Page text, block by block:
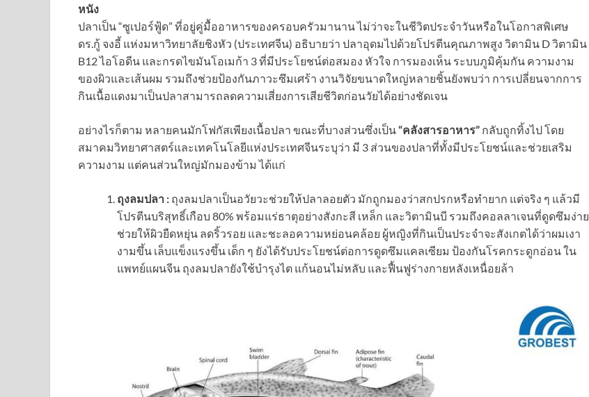
หนัง
ปลาเป็น “ซูเปอร์ฟู้ด” ที่อยู่คู่มื้ออาหารของครอบครัวมานาน ไม่ว่าจะในชีวิตประจำวันหรือในโอกาสพิเศษ
ดร.กู้ จงอี้ แห่งมหาวิทยาลัยชิงหัว (ประเทศจีน) อธิบายว่า ปลาอุดมไปด้วยโปรตีนคุณภาพสูง วิตามิน D วิตามิน
B12 ไอโอดีน และกรดไขมันโอเมก้า 3 ที่มีประโยชน์ต่อสมอง หัวใจ การมองเห็น ระบบภูมิคุ้มกัน ความงาม
ของผิวและเส้นผม รวมถึงช่วยป้องกันภาวะซึมเศร้า งานวิจัยขนาดใหญ่หลายชิ้นยังพบว่า การเปลี่ยนจากการ
กินเนื้อแดงมาเป็นปลาสามารถลดความเสี่ยงการเสียชีวิตก่อนวัยได้อย่างชัดเจน
อย่างไรก็ตาม หลายคนมักโฟกัสเพียงเนื้อปลา ขณะที่บางส่วนซึ่งเป็น“คลังสารอาหาร” กลับถูกทิ้งไป โดย
สมาคมวิทยาศาสตร์และเทคโนโลยีแห่งประเทศจีนระบุว่า มี 3 ส่วนของปลาที่ทั้งมีประโยชน์และช่วยเสริม
ความงาม แต่คนส่วนใหญ่มักมองข้าม ได้แก่
ถุงลมปลา : ถุงลมปลาเป็นอวัยวะช่วยให้ปลาลอยตัว มักถูกมองว่าสกปรกหรือทำยาก แต่จริง ๆ แล้วมี
โปรตีนบริสุทธิ์เกือบ 80% พร้อมแร่ธาตุอย่างสังกะสี เหล็ก และวิตามินบี รวมถึงคอลลาเจนที่ดูดซึมง่าย
ช่วยให้ผิวยืดหยุ่น ลดริ้วรอย และชะลอความหย่อนคล้อย ผู้หญิงที่กินเป็นประจำจะสังเกตได้ว่าผมเงา
งามขึ้น เล็บแข็งแรงขึ้น เด็ก ๆ ยังได้รับประโยชน์ต่อการดูดซึมแคลเซียม ป้องกันโรคกระดูกอ่อน ใน
แพทย์แผนจีน ถุงลมปลายังใช้บำรุงไต แก้นอนไม่หลับ และฟื้นฟูร่างกายหลังเหนื่อยล้า